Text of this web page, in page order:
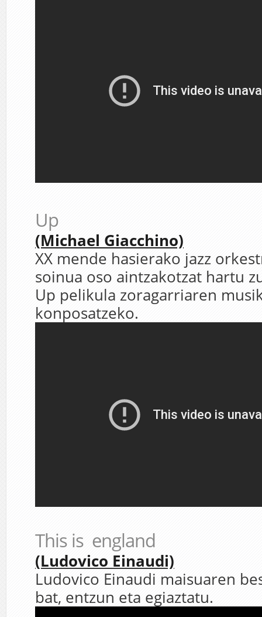
Up
(Michael Giacchino)
XX mende hasierako jazz
soinua oso aintzakotzat hartu
Up pelikula zoragarriaren
konposatzeko.
This is england
(Ludovico Einaudi)
Ludovico Einaudi maisuaren
bat, entzun eta egiaztatu.